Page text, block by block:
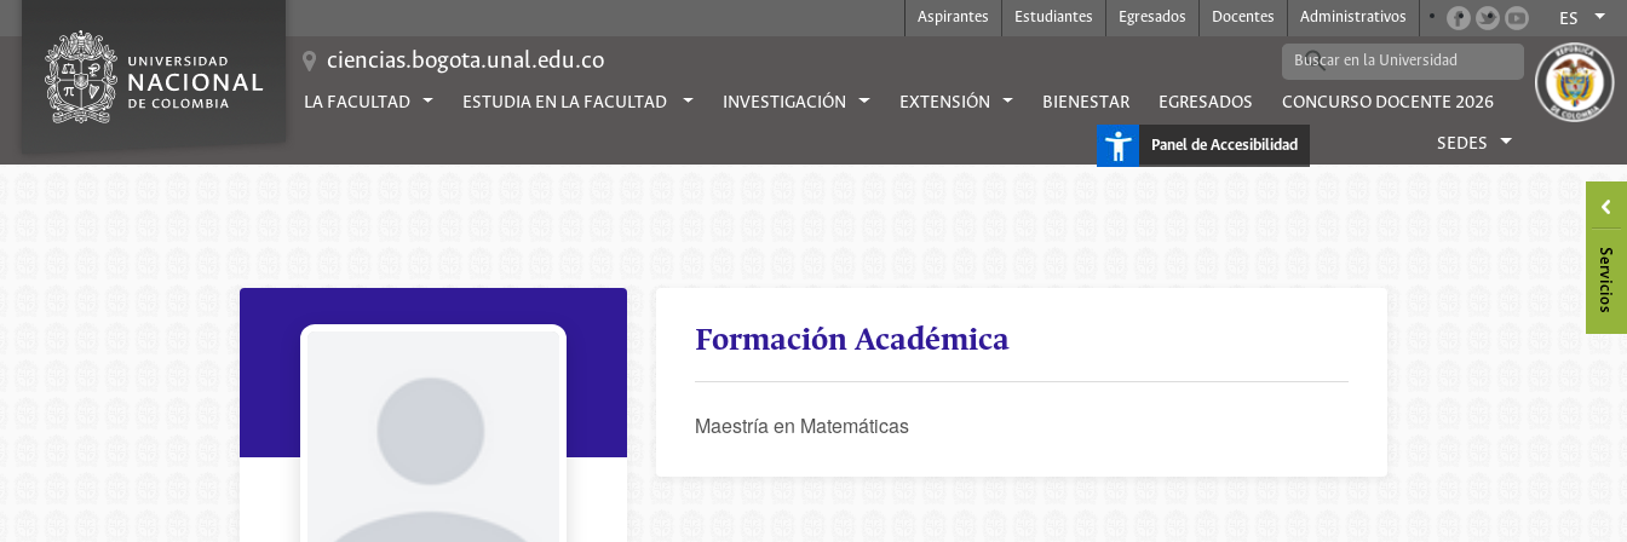
contenido
Aspirantes Estudiantes Egresados Docentes Administrativos ES
ciencias.bogota.unal.edu.co
LA FACULTAD ESTUDIA EN LA FACULTAD INVESTIGACIÓN EXTENSIÓN BIENESTAR EGRESADOS CONCURSO DOCENTE 2026
SEDES
Panel de Accesibilidad
Formación Académica
Maestría en Matemáticas